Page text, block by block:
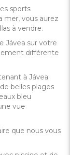
sports
mer, vous aurez
à vendre.
Jávea sur votre
différente
à Jávea
belles plages
bleu
vue
que nous vous